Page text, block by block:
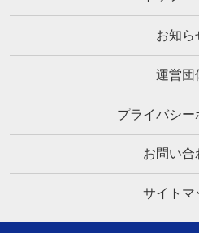
お知ら
運営団
プライバシー
お問い合
サイトマ